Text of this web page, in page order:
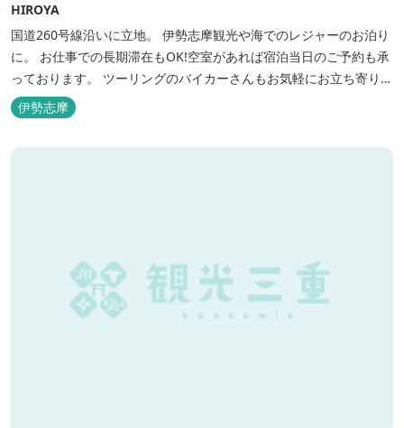
HIROYA
国道260号線沿いに立地。 伊勢志摩観光や海でのレジャーのお泊り
に。 お仕事での長期滞在もOK!空室があれば宿泊当日のご予約も承
っております。 ツーリングのバイカーさんもお気軽にお立ち寄りく
ださい。
伊勢志摩